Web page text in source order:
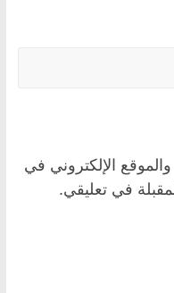
الإلكتروني في
في تعليقي.